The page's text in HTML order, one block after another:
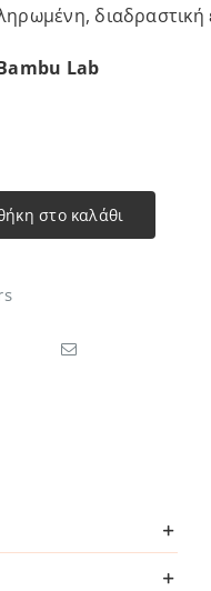
διαδραστική
Lab
στο καλάθι